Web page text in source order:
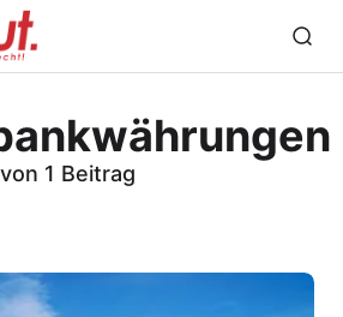
1 Beitrag